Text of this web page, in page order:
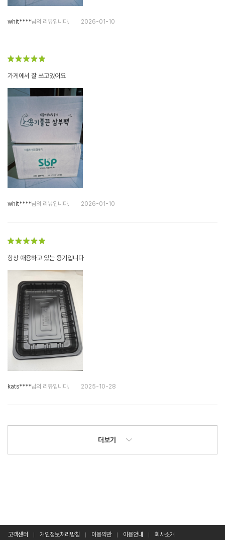
whit****님의 리뷰입니다. 2026-01-10
가게에서 잘 쓰고있어요
whit****님의 리뷰입니다. 2026-01-10
항상 애용하고 있는 용기입니다
kats****님의 리뷰입니다. 2025-10-28
더보기
고객센터 개인정보처리방침 이용약관 이용안내 회사소개